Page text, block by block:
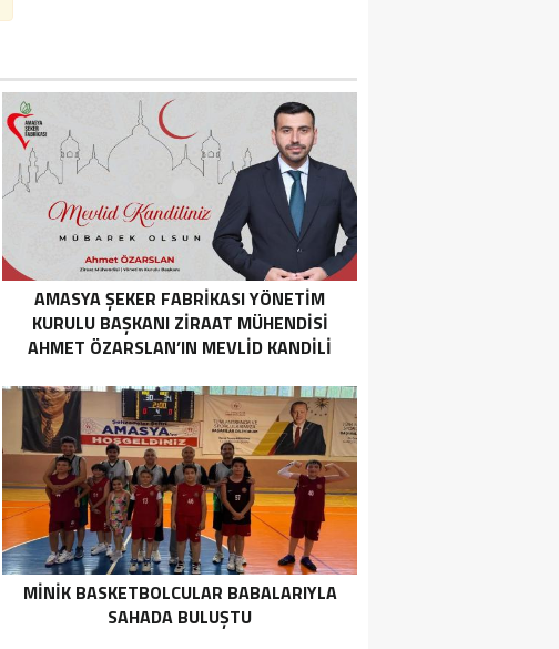
AMASYA ŞEKER FABRIKASI YÖNETIM
KURULU BAŞKANI ZIRAAT MÜHENDISI
AHMET ÖZARSLAN’IN MEVLID KANDILI
MINIK BASKETBOLCULAR BABALARIYLA
SAHADA BULUŞTU